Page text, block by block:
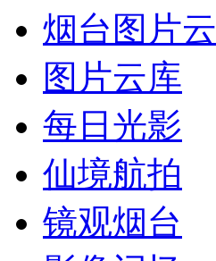
烟台图片云
图片云库
每日光影
仙境航拍
镜观烟台